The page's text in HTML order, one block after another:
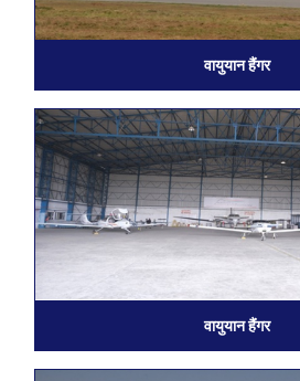
वायुयान हैंगर
वायुयान हैंगर